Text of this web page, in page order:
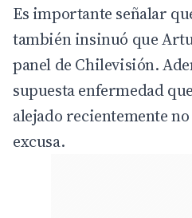
Es importante señalar
también insinuó que
panel de Chilevisión.
supuesta enfermedad
alejado recientemente
excusa.